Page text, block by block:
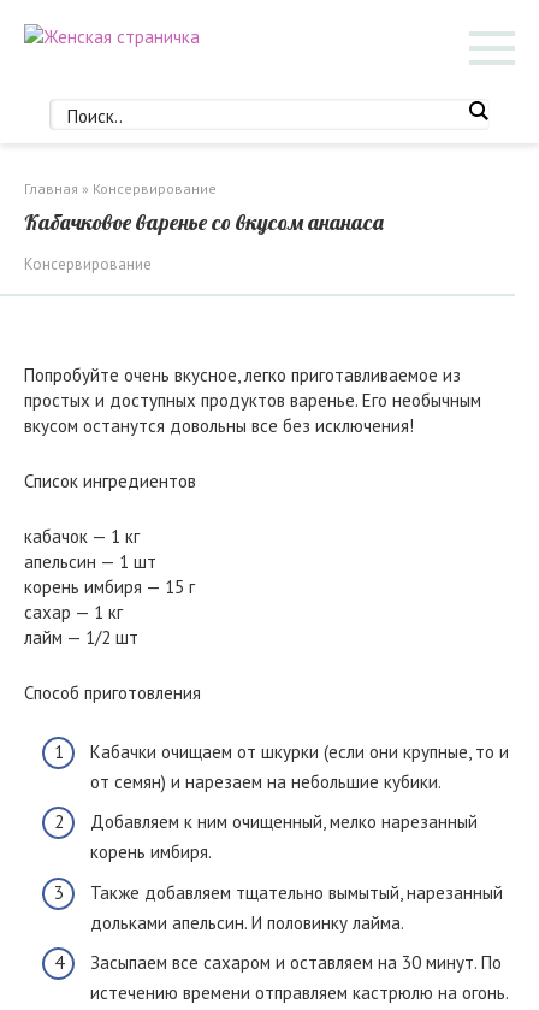
Главная » Консервирование
Кабачковое варенье со вкусом ананаса
Консервирование
Попробуйте очень вкусное, легко приготавливаемое из
простых и доступных продуктов варенье. Его необычным
вкусом останутся довольны все без исключения!
Список ингредиентов
кабачок — 1 кг
апельсин — 1 шт
корень имбиря — 15 г
сахар — 1 кг
лайм — 1/2 шт
Способ приготовления
Кабачки очищаем от шкурки (если они крупные, то и
от семян) и нарезаем на небольшие кубики.
Добавляем к ним очищенный, мелко нарезанный
корень имбиря.
Также добавляем тщательно вымытый, нарезанный
дольками апельсин. И половинку лайма.
Засыпаем все сахаром и оставляем на 30 минут. По
истечению времени отправляем кастрюлю на огонь.